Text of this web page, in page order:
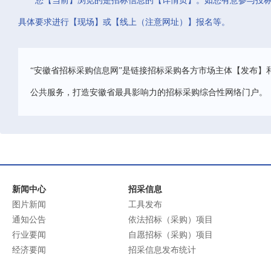
具体要求进行【现场】或【线上（注意网址）】报名等。
“安徽省招标采购信息网”是链接招标采购各方市场主体【发布
公共服务，打造安徽省最具影响力的招标采购综合性网络门户。
新闻中心
图片新闻
通知公告
行业要闻
经济要闻
招采信息
工具发布
依法招标（采购）项目
自愿招标（采购）项目
招采信息发布统计